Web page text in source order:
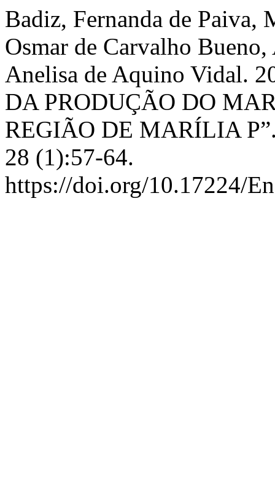
Badiz, Fernanda de Paiva,
Osmar de Carvalho
Anelisa de Aquino Vidal.
DA PRODUÇÃO DO
REGIÃO DE MARÍLIA
28 (1):57-64.
https://doi.org/10.17224/